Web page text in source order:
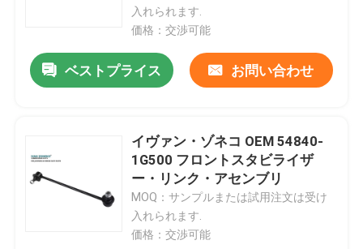
入れられます.
価格：交渉可能
ベストプライス お問い合わせ
イヴァン・ゾネコ OEM 54840-
1G500 フロントスタビライザ
ー・リンク・アセンブリ
MOQ：サンプルまたは試用注文は受け
入れられます.
価格：交渉可能